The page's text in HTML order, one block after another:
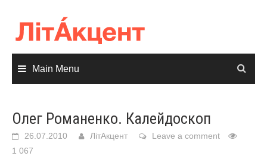
content
Main Menu
Олег Романенко. Калейдоскоп
26.07.2010 ЛітАкцент
Leave a comment
1 067